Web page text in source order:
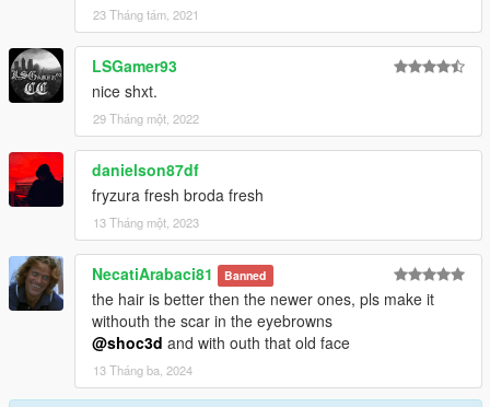
23 Tháng tám, 2021
LSGamer93
nice shxt.
29 Tháng một, 2022
danielson87df
fryzura fresh broda fresh
13 Tháng một, 2023
NecatiArabaci81 Banned
the hair is better then the newer ones, pls make it
withouth the scar in the eyebrowns
@shoc3d and with outh that old face
13 Tháng ba, 2024